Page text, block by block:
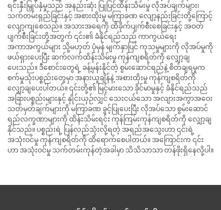
ရင်းနှီးမြှုပ်နှံမှုသည် အနည်းဆုံး ပြုပြင်ထိန်းသိမ်းမှု လိုအပ်ချက်များ၊
သက်တမ်းရှည်ခြင်းနှင့် အစားထိုးမှု မကြာခဏ လျော့နည်းခြင်းတို့ကြောင့်
လျော့ကျစေသည်။ အသားအရေကို ထိခိုက်ပျက်စီးစေခြင်းနှင့် အဝတ်
ပျက်စီးခြင်းတို့အတွက် ၎င်း၏ ခံနိုင်ရည်သည် ကာကွယ်ရေး
အကာအကွယ်များ သို့မဟုတ် ပုံမှန် မျက်နှာပြင် ကုသမှုများကို လိုအပ်မှုကို
ဖယ်ရှားပေးပြီး ဆက်လက်ထိန်းသိမ်းမှု ကုန်ကျစရိတ်ကို လျှော့ချ
ပေးသည်။ ဒီစောင်းတွေရဲ့ ခန့်မှန်းနိုင်တဲ့ စွမ်းဆောင်ရည်နဲ့ စိတ်ချရမှုက
စက်မှုသုံးပစ္စည်းတွေမှာ အနားယူချိန်နဲ့ အစားထိုးမှု ကုန်ကျစရိတ်ကို
လျှော့ချပေးပါတယ်။ ၎င်းတို့၏ မြင့်မားသော ခိုင်မာမှုနှင့် ခံနိုင်ရည်သည်
အခြားပစ္စည်းများနှင့် နှိုင်းယှဉ်လျှင် သေးငယ်သော အလျားအကွာအဝေး
သတ်မှတ်ချက်များကို မကြာခဏ ခွင့်ပြုပေးပြီး လိုအပ်သော စွမ်းဆောင်
ရည်လက္ခဏာများကို ထိန်းသိမ်းရင်း ကုန်ကြမ်းကုန်ကျစရိတ်ကို လျှော့ချ
နိုင်သည်။ ပစ္စည်းရဲ့ ပြန်လည်သုံးလို့ရတဲ့ အရည်အသွေးဟာ ၎င်းရဲ့
အသုံးဝင်မှု ကုန်ကျစရိတ်ကို ထိရောက်စေပါတယ်။ အကြောင်းက ၎င်း
ဟာ အသုံးဝင်မှု သက်တမ်းကုန်တဲ့အခါမှာ သိသိသာသာ တန်ဖိုးရှိနေလို့ပါ။